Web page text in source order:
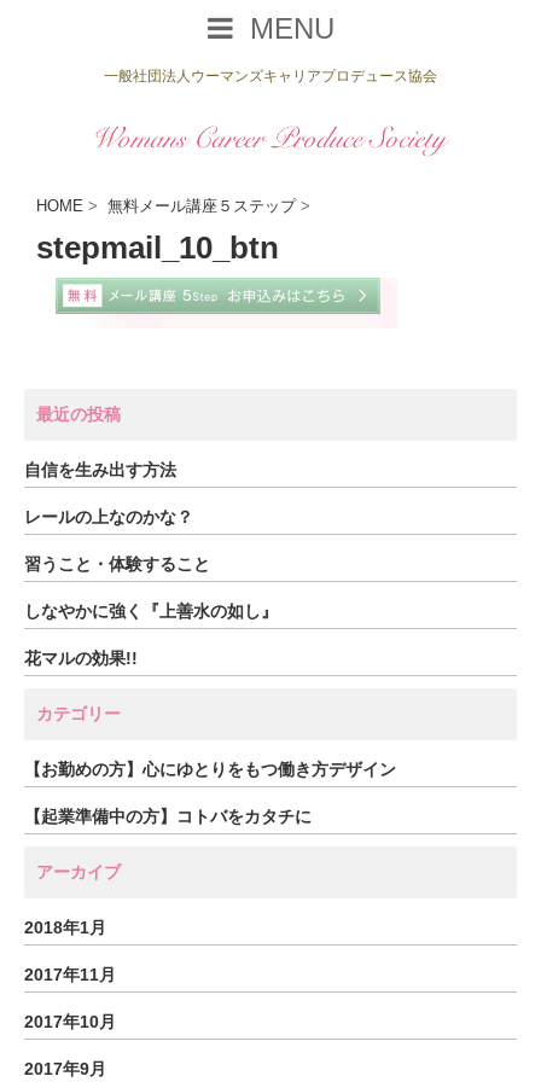
MENU
一般社団法人ウーマンズキャリアプロデュース協会
HOME > 無料メール講座５ステップ>
stepmail_10_btn
最近の投稿
自信を生み出す方法
レールの上なのかな？
習うこと・体験すること
しなやかに強く『上善水の如し』
花マルの効果!!
カテゴリー
【お勤めの方】心にゆとりをもつ働き方デザイン
【起業準備中の方】コトバをカタチに
アーカイブ
2018年1月
2017年11月
2017年10月
2017年9月